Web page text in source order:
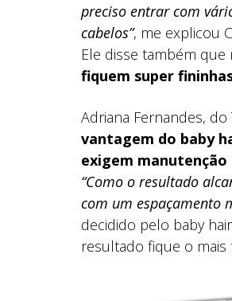
preciso entrar com
cabelos”, me explicou
Ele disse também que
fiquem super
Adriana Fernandes,
vantagem do baby
exigem
“Como o resultado
com um espaçamento
decidido pelo baby
resultado fique o mais